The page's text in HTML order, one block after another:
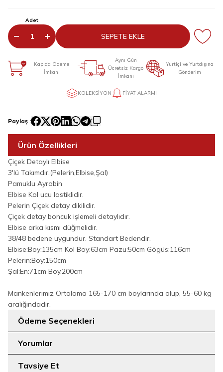
Adet
SEPETE EKLE
Kapıda Ödeme
İmkanı
Aynı Gün
Ücretsiz Kargo
İmkanı
Yurtiçi ve Yurtdışına
Gönderim
KOLEKSIYON FIYAT ALARMI
Paylaş :
Ürün Özellikleri
Çiçek Detaylı Elbise
3'lü Takımdır.(Pelerin,Elbise,Şal)
Pamuklu Ayrobin
Elbise Kol ucu lastiklidir.
Pelerin Çiçek detay dikilidir.
Çiçek detay boncuk işlemeli detaylıdır.
Elbise arka kısmı düğmelidir.
38/48 bedene uygundur. Standart Bedendir.
Elbise:Boy:135cm Kol Boy:63cm Pazu:50cm Gögüs:116cm
Pelerin:Boy:150cm
Şal:En:71cm Boy.200cm
Mankenlerimiz Ortalama 165-170 cm boylarında olup, 55-60 kg
aralığındadır.
Ödeme Seçenekleri
Yorumlar
Tavsiye Et